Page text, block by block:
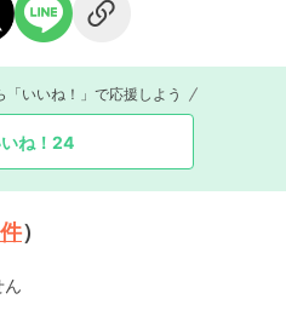
いいね！」で応援しよう
ね！ 24
件）
ん